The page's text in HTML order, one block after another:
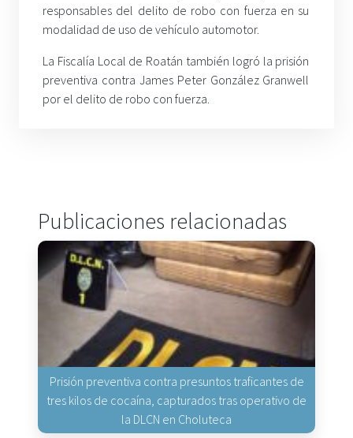
responsables del delito de robo con fuerza en su
modalidad de uso de vehículo automotor.
La Fiscalía Local de Roatán también logró la prisión
preventiva contra James Peter González Granwell
por el delito de robo con fuerza.
Publicaciones relacionadas
Prisión preventiva contra presuntos traficantes de
tres kilos de cocaína, capturados tras operativo de
la DLCN en Choluteca